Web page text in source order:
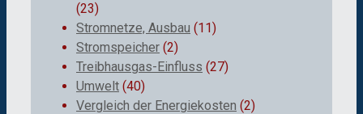
(23)
Stromnetze, Ausbau (11)
Stromspeicher (2)
Treibhausgas-Einfluss (27)
Umwelt (40)
Vergleich der Energiekosten (2)